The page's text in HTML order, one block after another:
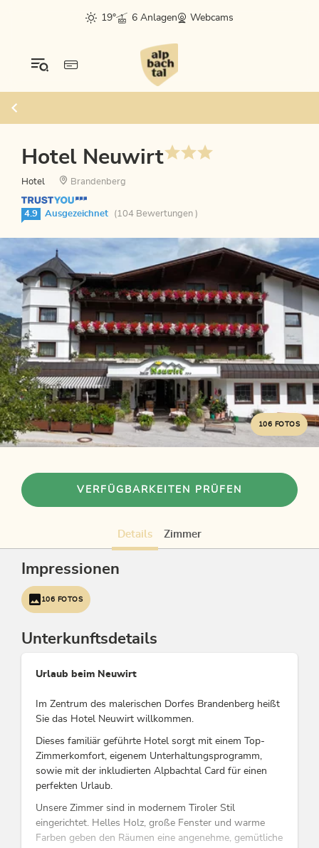
19° 6 Anlagen Webcams
Hotel Neuwirt
Hotel Brandenberg
4.9 Ausgezeichnet (104 Bewertungen )
106 FOTOS
VERFÜGBARKEITEN PRÜFEN
Details Zimmer
Impressionen
106 FOTOS
Unterkunftsdetails
Urlaub beim Neuwirt
Im Zentrum des malerischen Dorfes Brandenberg heißt
Sie das Hotel Neuwirt willkommen.
Dieses familiär geführte Hotel sorgt mit einem Top-
Zimmerkomfort, eigenem Unterhaltungsprogramm,
sowie mit der inkludierten Alpbachtal Card für einen
perfekten Urlaub.
Unsere Zimmer sind in modernem Tiroler Stil
eingerichtet. Helles Holz, große Fenster und warme
Farben geben den Räumen eine angenehme, gemütliche